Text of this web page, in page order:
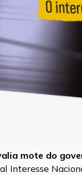
mote do
Interesse